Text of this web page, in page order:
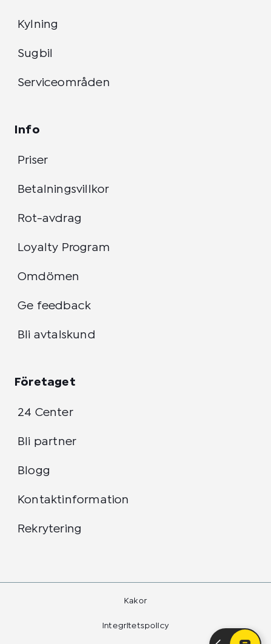
Kylning
Sugbil
Serviceområden
Info
Priser
Betalningsvillkor
Rot-avdrag
Loyalty Program
Omdömen
Ge feedback
Bli avtalskund
Företaget
24 Center
Bli partner
Blogg
Kontaktinformation
Rekrytering
Kakor
Integritetspolicy